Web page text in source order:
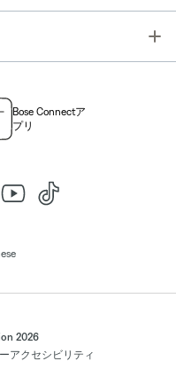
Bose Connectア
プリ
2026
アクセシビリティ